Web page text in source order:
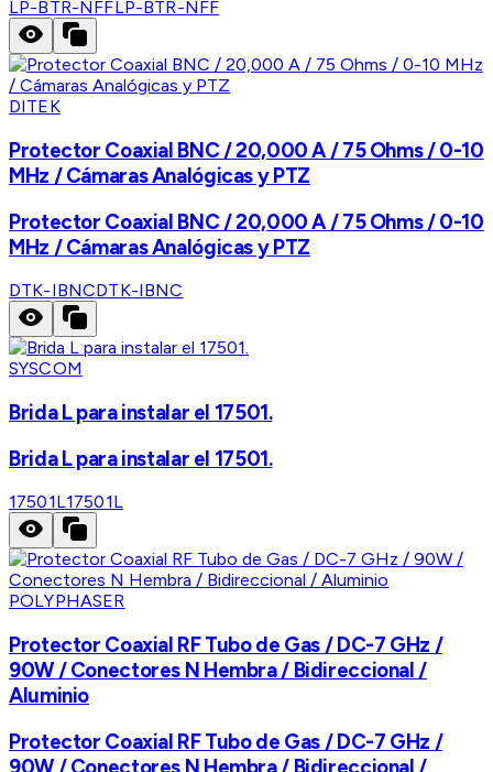
LP-BTR-NFFLP-BTR-NFF
DITEK
Protector Coaxial BNC / 20,000 A / 75 Ohms / 0-10
MHz / Cámaras Analógicas y PTZ
Protector Coaxial BNC / 20,000 A / 75 Ohms / 0-10
MHz / Cámaras Analógicas y PTZ
DTK-IBNCDTK-IBNC
SYSCOM
Brida L para instalar el 17501.
Brida L para instalar el 17501.
17501L17501L
POLYPHASER
Protector Coaxial RF Tubo de Gas / DC-7 GHz /
90W / Conectores N Hembra / Bidireccional /
Aluminio
Protector Coaxial RF Tubo de Gas / DC-7 GHz /
90W / Conectores N Hembra / Bidireccional /